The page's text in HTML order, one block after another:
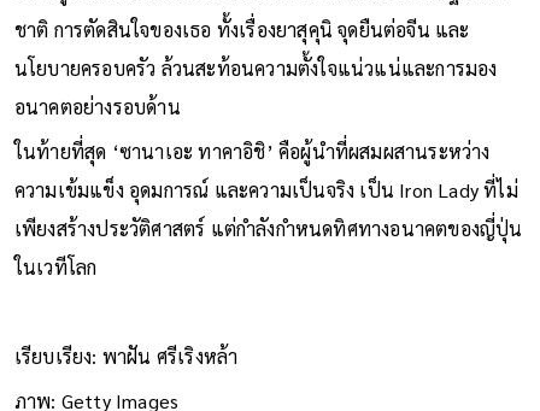
ประวัติศาสตร์ของผู้หญิงและการเมืองญี่ปุ่น จากเสียงกลองในวัย
เยาว์ สู่การตัดสินใจที่เปลี่ยนแปลงวิถีการเมืองและเศรษฐกิจของ
ชาติ การตัดสินใจของเธอ ทั้งเรื่องยาสุคุนิ จุดยืนต่อจีน และ
นโยบายครอบครัว ล้วนสะท้อนความตั้งใจแน่วแน่และการมอง
อนาคตอย่างรอบด้าน
ในท้ายที่สุด ‘ซานาเอะ ทาคาอิชิ’ คือผู้นำที่ผสมผสานระหว่าง
ความเข้มแข็ง อุดมการณ์ และความเป็นจริง เป็น Iron Lady ที่ไม่